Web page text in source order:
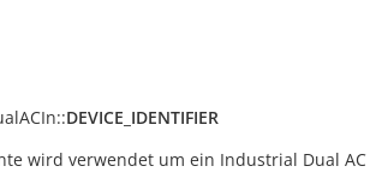
::DEVICE_IDENTIFIER
wird verwendet um ein Industrial Dual